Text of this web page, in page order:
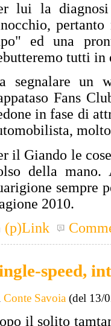
lui la
ed una
tutti
segnalare un
Fans
in fase di
il Giando le
della mano.
sempre
2010.
(p)Link
speed,
Conte Savoia (del 13/
il solito